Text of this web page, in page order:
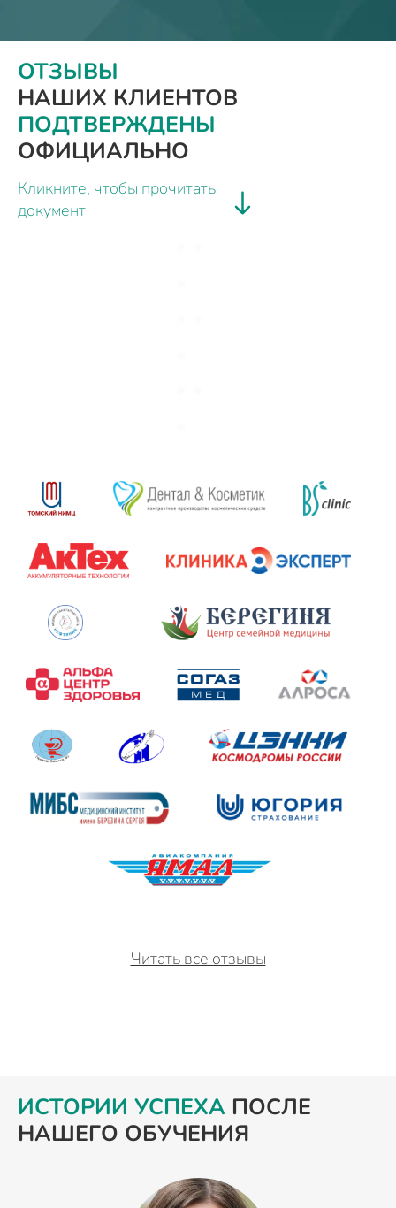
ОТЗЫВЫ
НАШИХ КЛИЕНТОВ
ПОДТВЕРЖДЕНЫ
ОФИЦИАЛЬНО
Кликните, чтобы прочитать
документ
Читать все отзывы
ИСТОРИИ УСПЕХА ПОСЛЕ
НАШЕГО ОБУЧЕНИЯ